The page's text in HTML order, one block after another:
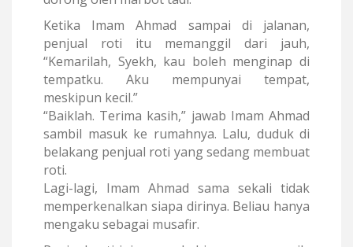
Ketika Imam Ahmad sampai di jalanan,
penjual roti itu memanggil dari jauh,
“Kemarilah, Syekh, kau boleh menginap di
tempatku. Aku mempunyai tempat,
meskipun kecil.”
“Baiklah. Terima kasih,” jawab Imam Ahmad
sambil masuk ke rumahnya. Lalu, duduk di
belakang penjual roti yang sedang membuat
roti.
Lagi-lagi, Imam Ahmad sama sekali tidak
memperkenalkan siapa dirinya. Beliau hanya
mengaku sebagai musafir.